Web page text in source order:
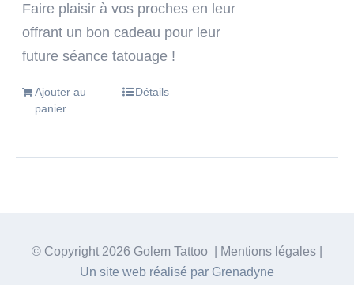
Faire plaisir à vos proches en leur
offrant un bon cadeau pour leur
future séance tatouage !
Ajouter au
panier
Détails
© Copyright 2026 Golem Tattoo | Mentions légales |
Un site web réalisé par Grenadyne